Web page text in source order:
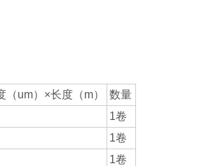
um）×长度（m）
数量
1卷
1卷
1卷